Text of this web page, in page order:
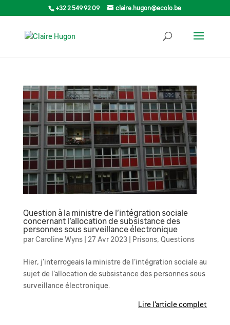
+32 2 549 92 09 claire.hugon@ecolo.be
Question à la ministre de l’intégration sociale
concernant l’allocation de subsistance des
personnes sous surveillance électronique
parCaroline Wyns| 27 Avr 2023| Prisons, Questions
Hier, j’interrogeais la ministre de l’intégration sociale au
sujet de l’allocation de subsistance des personnes sous
surveillance électronique.
Lire l'article complet